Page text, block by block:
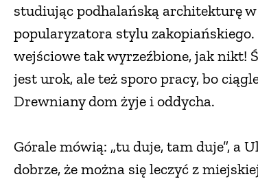
studiując podhalańską architekturę
popularyzatora stylu
wejściowe tak wyrzeźbione, jak nikt!
jest urok, ale też sporo pracy, bo
Drewniany dom żyje i oddycha.
Górale mówią: „tu duje, tam duje”, a
dobrze, że można się leczyć z